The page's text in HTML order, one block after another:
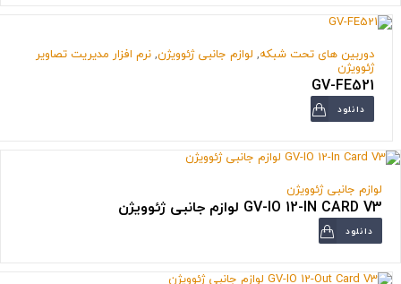
دوربین های تحت شبکه, لوازم جانبی ژئوویژن,نرم افزار مدیریت تصاویر
ژئوویژن
GV-FE521
دانلود
لوازم جانبی ژئوویژن
GV-IO 12-IN CARD V3 لوازم جانبی ژئوویژن
دانلود